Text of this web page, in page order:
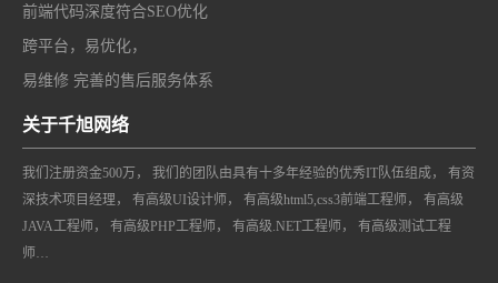
前端代码深度符合SEO优化
跨平台，易优化，
易维修 完善的售后服务体系
关于千旭网络
我们注册资金500万， 我们的团队由具有十多年经验的优秀IT队伍组成， 有资
深技术项目经理， 有高级UI设计师， 有高级html5,css3前端工程师， 有高级
JAVA工程师， 有高级PHP工程师， 有高级.NET工程师， 有高级测试工程
师…